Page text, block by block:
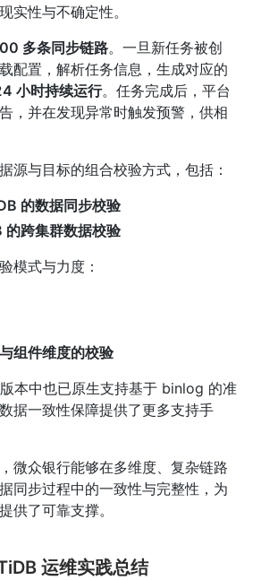
实性与不确定性。
多条同步链路。一旦新任务被创
配置，解析任务信息，生成对应的
小时持续运行。任务完成后，平台
，并在发现异常时触发预警，供相
源与目标的组合校验方式，包括：
的数据同步校验
跨集群数据校验
模式与力度：
组件维度的校验
本中也已原生支持基于 binlog 的准
据一致性保障提供了更多支持手
微众银行能够在多维度、复杂链路
同步过程中的一致性与完整性，为
供了可靠支撑。
运维实践总结